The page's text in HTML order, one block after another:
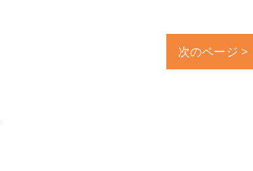
次のページ >